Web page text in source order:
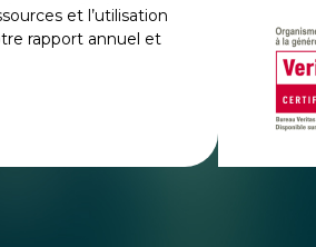
et l’utilisation
rapport annuel et